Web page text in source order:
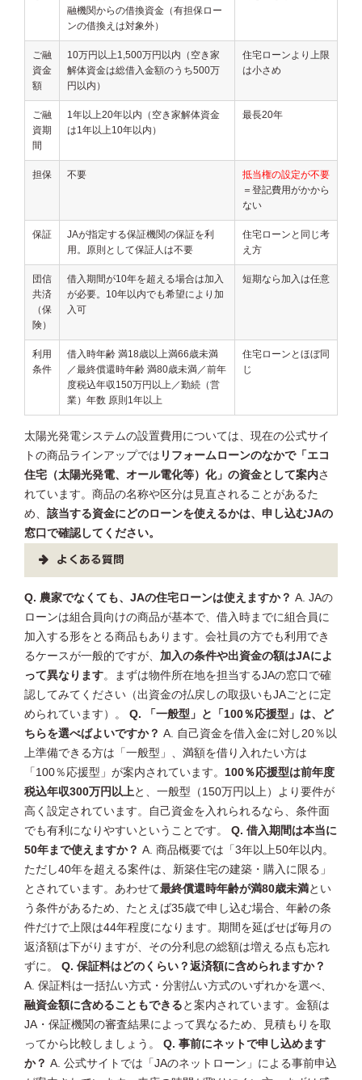
融機関からの借換資金（有担保ロー
ンの借換えは対象外）
ご融
資金
額
10万円以上1,500万円以内（空き家
解体資金は総借入金額のうち500万
円以内）
住宅ローンより上限
は小さめ
ご融
資期
間
1年以上20年以内（空き家解体資金
は1年以上10年以内）
最長20年
担保 不要
抵当権の設定が不要
＝登記費用がかから
ない
保証
JAが指定する保証機関の保証を利
用。原則として保証人は不要
住宅ローンと同じ考
え方
団信
共済
（保
険）
借入期間が10年を超える場合は加入
が必要。10年以内でも希望により加
入可
短期なら加入は任意
利用
条件
借入時年齢 満18歳以上満66歳未満
／最終償還時年齢 満80歳未満／前年
度税込年収150万円以上／勤続（営
業）年数 原則1年以上
住宅ローンとほぼ同
じ
太陽光発電システムの設置費用については、現在の公式サイ
トの商品ラインアップでは リフォームローンのなかで「エコ
住宅（太陽光発電、オール電化等）化」の資金として案内さ
れています。商品の名称や区分は見直されることがあるた
め、 該当する資金にどのローンを使えるかは、申し込むJAの
窓口で確認してください。
よくある質問
Q. 農家でなくても、JAの住宅ローンは使えますか？ A. JAの
ローンは組合員向けの商品が基本で、借入時までに組合員に
加入する形をとる商品もあります。会社員の方でも利用でき
るケースが一般的ですが、 加入の条件や出資金の額はJAによ
って異なります。まずは物件所在地を担当するJAの窓口で確
認してみてください（出資金の払戻しの取扱いもJAごとに定
められています）。 Q. 「一般型」と「100％応援型」は、ど
ちらを選べばよいですか？ A. 自己資金を借入金に対し20％以
上準備できる方は「一般型」、満額を借り入れたい方は
「100％応援型」が案内されています。 100％応援型は前年度
税込年収300万円以上 と、一般型（150万円以上）より要件が
高く設定されています。自己資金を入れられるなら、条件面
でも有利になりやすいということです。 Q. 借入期間は本当に
50年まで使えますか？ A. 商品概要では「3年以上50年以内。
ただし40年を超える案件は、新築住宅の建築・購入に限る」
とされています。あわせて最終償還時年齢が満80歳未満とい
う条件があるため、たとえば35歳で申し込む場合、年齢の条
件だけで上限は44年程度になります。期間を延ばせば毎月の
返済額は下がりますが、その分利息の総額は増える点も忘れ
ずに。 Q. 保証料はどのくらい？返済額に含められますか？
A. 保証料は一括払い方式・分割払い方式のいずれかを選べ、
融資金額に含めることもできる と案内されています。金額は
JA・保証機関の審査結果によって異なるため、見積もりを取
ってから比較しましょう。 Q. 事前にネットで申し込めます
か？ A. 公式サイトでは「JAのネットローン」による事前申込